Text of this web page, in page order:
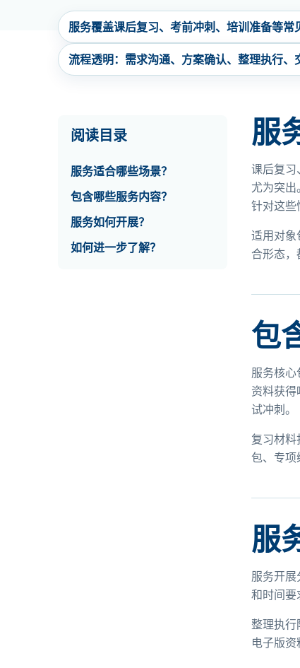
服务覆盖课后复习、考前冲刺、培训准备等常
流程透明：需求沟通、方案确认、整理执行、
阅读目录
服务适合哪些场景？
包含哪些服务内容？
服务如何开展？
如何进一步了解？
服
课后复习
尤为突
针对这些
适用对象
合形态，
包
服务核
资料获
试冲刺。
复习材
包、专项
服
服务开
和时间要
整理执
电子版